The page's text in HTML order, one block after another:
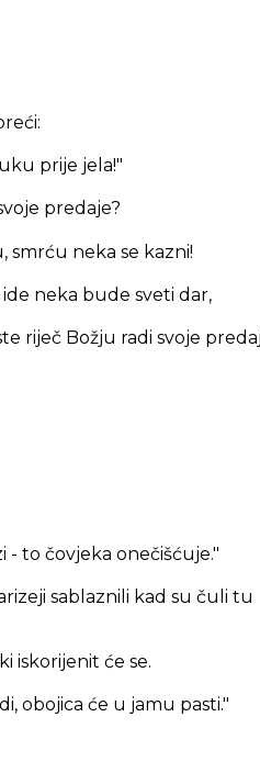
prije jela!"
predaje?
smrću neka se kazni!
neka bude sveti dar,
riječ Božju radi svoje
- to čovjeka onečišćuje."
sablaznili kad su čuli tu
iskorijenit će se.
obojica će u jamu pasti."